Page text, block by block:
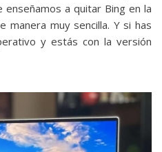
a quitar Bing en la
manera muy sencilla. Y si has
y estás con la versión